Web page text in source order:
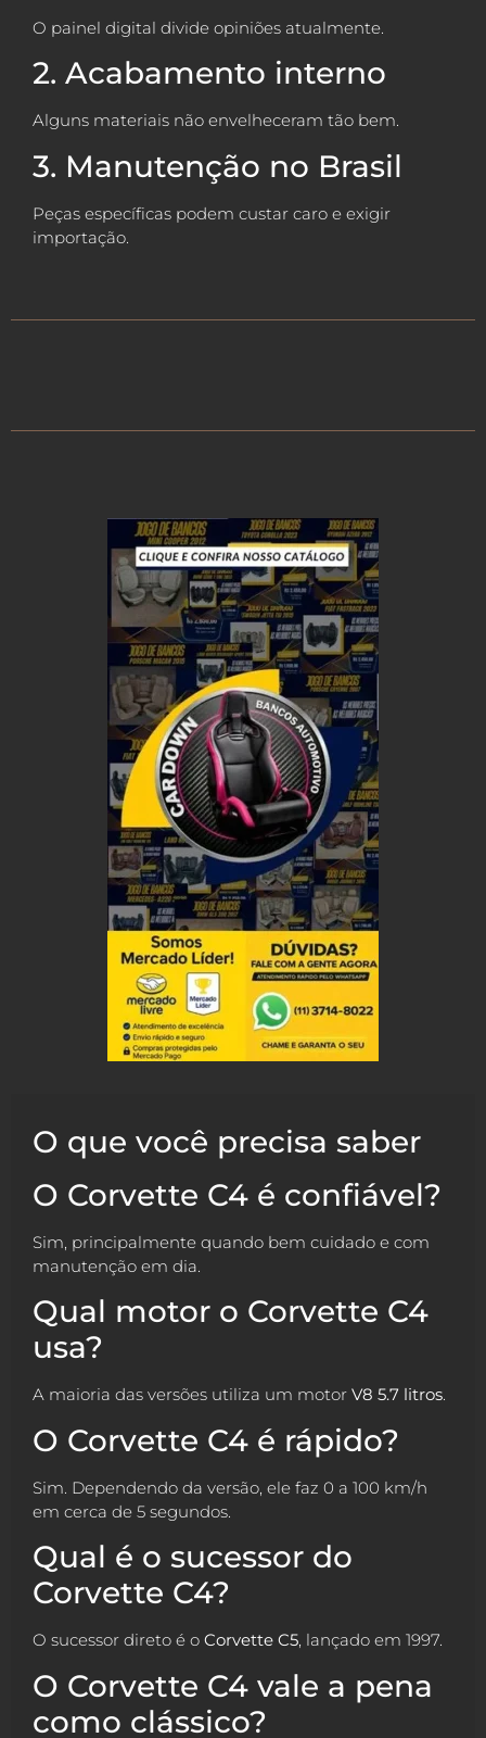
O painel digital divide opiniões atualmente.
2. Acabamento interno
Alguns materiais não envelheceram tão bem.
3. Manutenção no Brasil
Peças específicas podem custar caro e exigir
importação.
O que você precisa saber
O Corvette C4 é confiável?
Sim, principalmente quando bem cuidado e com
manutenção em dia.
Qual motor o Corvette C4
usa?
A maioria das versões utiliza um motor V8 5.7 litros.
O Corvette C4 é rápido?
Sim. Dependendo da versão, ele faz 0 a 100 km/h
em cerca de 5 segundos.
Qual é o sucessor do
Corvette C4?
O sucessor direto é o Corvette C5, lançado em 1997.
O Corvette C4 vale a pena
como clássico?